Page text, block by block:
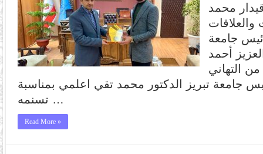
محمد
جامعة
أحمد
التهاني
جامعة تبريز الدكتور محمد تقي اعلمي بمناسبة
تسنمه …
Read More »